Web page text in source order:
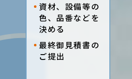
資材、設備等の
色、品番などを
決める
最終御見積書の
ご提出